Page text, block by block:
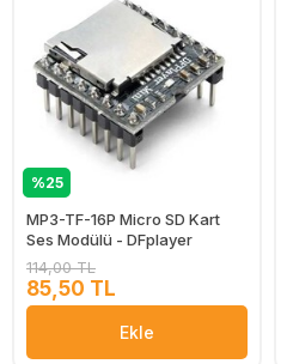
%25
MP3-TF-16P Micro SD Kart
Ses Modülü - DFplayer
114,00 TL
85,50 TL
Ekle